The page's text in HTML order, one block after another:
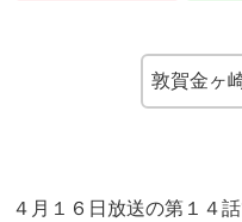
敦賀金ヶ
４月１６日放送の第１４